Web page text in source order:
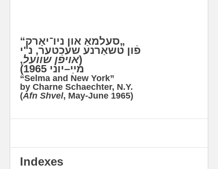
„סעלמאַ און ניו־יאָרק“
פֿון טשאַרנע שעכטער, נ"י
(אויפֿן שוועל,
מײַ–יוני 1965)
“Selma and New York”
by Charne Schaechter, N.Y.
(Afn Shvel, May-June 1965)
Indexes